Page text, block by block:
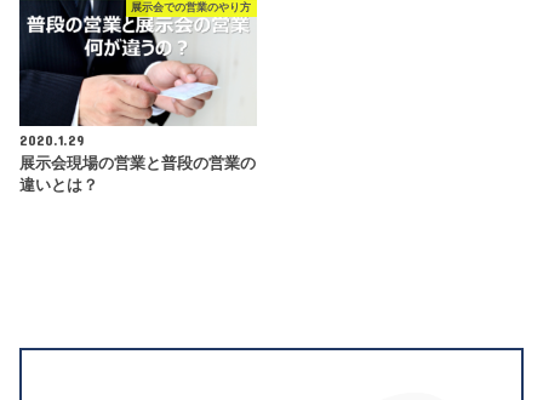
展示会での営業のやり方
2020.1.29
展示会現場の営業と普段の営業の
違いとは？